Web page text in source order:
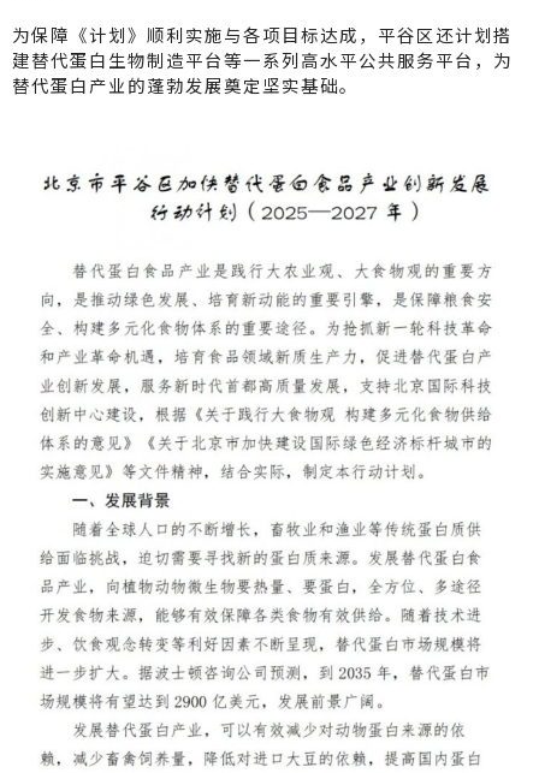
为保障《计划》顺利实施与各项目标达成，平谷区还计划搭
建替代蛋白生物制造平台等一系列高水平公共服务平台，为
替代蛋白产业的蓬勃发展奠定坚实基础。